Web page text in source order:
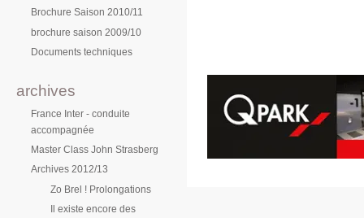
Brochure Saison 2010/11
brochure saison 2009/10
Documents techniques
archives
France Inter - conduite
accompagnée
Master Class John Strasberg
Archives 2012/13
Zo Brel ! Prolongations
Il existe encore des